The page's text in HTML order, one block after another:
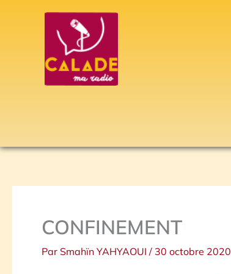
CONFINEMENT
Par Smahïn YAHYAOUI / 30 octobre 2020